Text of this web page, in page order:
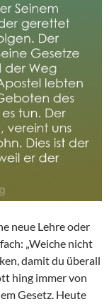
neue Lehre oder
„Weiche nicht
damit du überall
hing immer von
Gesetz. Heute